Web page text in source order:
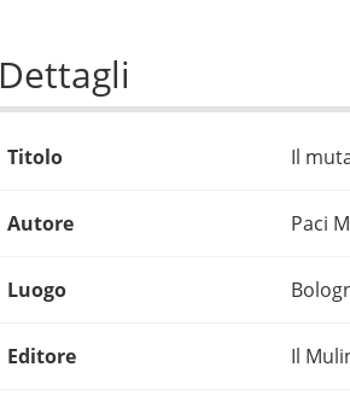
Dettagli
Titolo Il
Autore Paci
Luogo
Editore Il